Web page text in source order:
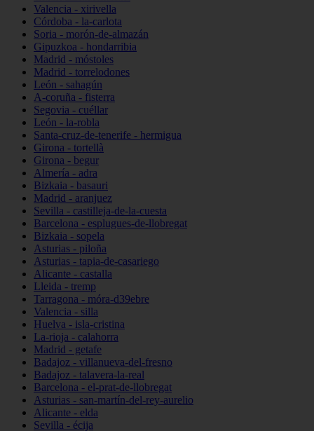
Valencia - xirivella
Córdoba - la-carlota
Soria - morón-de-almazán
Gipuzkoa - hondarribia
Madrid - móstoles
Madrid - torrelodones
León - sahagún
A-coruña - fisterra
Segovia - cuéllar
León - la-robla
Santa-cruz-de-tenerife - hermigua
Girona - tortellà
Girona - begur
Almería - adra
Bizkaia - basauri
Madrid - aranjuez
Sevilla - castilleja-de-la-cuesta
Barcelona - esplugues-de-llobregat
Bizkaia - sopela
Asturias - piloña
Asturias - tapia-de-casariego
Alicante - castalla
Lleida - tremp
Tarragona - móra-d39ebre
Valencia - silla
Huelva - isla-cristina
La-rioja - calahorra
Madrid - getafe
Badajoz - villanueva-del-fresno
Badajoz - talavera-la-real
Barcelona - el-prat-de-llobregat
Asturias - san-martín-del-rey-aurelio
Alicante - elda
Sevilla - écija